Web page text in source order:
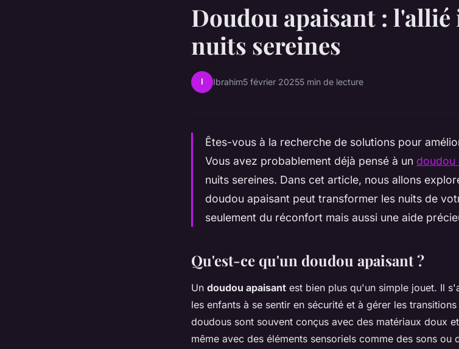
Doudou apaisant : l'allié
nuits sereines
I Ibrahim5 février 20255 min de lecture
Êtes-vous à la recherche de solutions pour
Vous avez probablement déjà pensé à un doudou
nuits sereines. Dans cet article, nous allons
doudou apaisant peut transformer les nuits de
seulement du réconfort mais aussi une aide
Qu'est-ce qu'un doudou apaisant ?
Un doudou apaisant est bien plus qu'un simple jouet. Il
les enfants à se sentir en sécurité et à gérer les
doudous sont souvent conçus avec des matériaux doux
même avec des éléments sensoriels comme des sons ou